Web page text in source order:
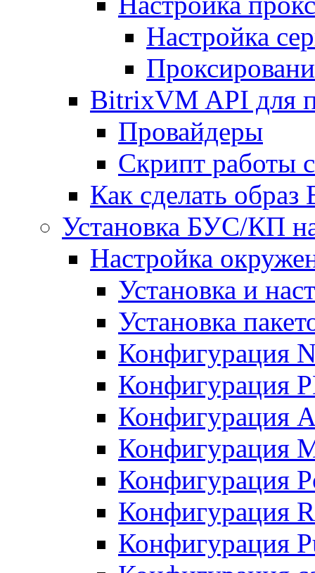
Настройка
BitrixVM API для
Провайдеры
Скрипт работы
Как сделать
Установка БУС/КП
Настройка
Установка и
Установка
Конфигурация
Конфигурация
Конфигурация
Конфигурация
Конфигурация
Конфигурация
Конфигурация